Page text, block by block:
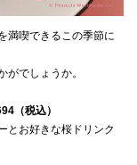
満喫できるこの季節に
（税込）
とお好きな桜ドリンク